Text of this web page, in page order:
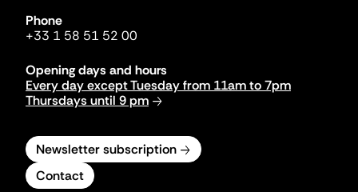
Phone
+33 1 58 51 52 00
Opening days and hours
Every day except Tuesday from 11am to 7pm
Thursdays until 9 pm
Newsletter subscription
Contact